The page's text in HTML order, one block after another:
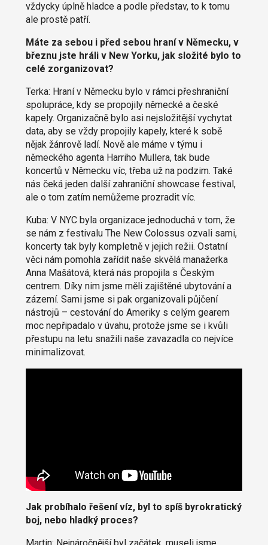
vždycky úplně hladce a podle představ, to k tomu
ale prostě patří.
Máte za sebou i před sebou hraní v Německu, v
březnu jste hráli v New Yorku, jak složité bylo to
celé zorganizovat?
Terka: Hraní v Německu bylo v rámci přeshraniční
spolupráce, kdy se propojily německé a české
kapely. Organizačně bylo asi nejsložitější vychytat
data, aby se vždy propojily kapely, které k sobě
nějak žánrově ladí. Nově ale máme v týmu i
německého agenta Harriho Mullera, tak bude
koncertů v Německu víc, třeba už na podzim. Také
nás čeká jeden další zahraniční showcase festival,
ale o tom zatím nemůžeme prozradit víc.
Kuba: V NYC byla organizace jednoduchá v tom, že
se nám z festivalu The New Colossus ozvali sami,
koncerty tak byly kompletně v jejich režii. Ostatní
věci nám pomohla zařídit naše skvělá manažerka
Anna Mašátová, která nás propojila s Českým
centrem. Díky nim jsme měli zajištěné ubytování a
zázemí. Sami jsme si pak organizovali půjčení
nástrojů – cestování do Ameriky s celým gearem
moc nepřipadalo v úvahu, protože jsme se i kvůli
přestupu na letu snažili naše zavazadla co nejvíce
minimalizovat.
Jak probíhalo řešení víz, byl to spíš byrokratický
boj, nebo hladký proces?